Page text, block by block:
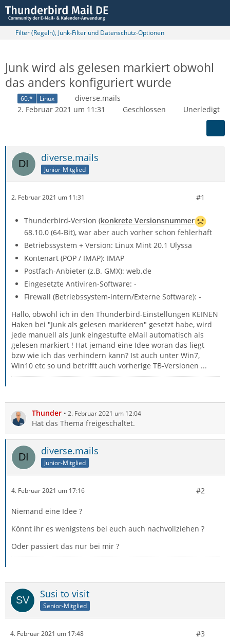
Filter (Regeln), Junk-Filter und Datenschutz-Optionen
Junk wird als gelesen markiert obwohl
das anders konfiguriert wurde
60.* Linux
diverse.mails
2. Februar 2021 um 11:31
Geschlossen Unerledigt
diverse.mails
Junior-Mitglied
2. Februar 2021 um 11:31 #1
Thunderbird-Version (konkrete Versionsnummer
68.10.0 (64-Bit), war aber auch vorher schon fehlerhaft
Betriebssystem + Version: Linux Mint 20.1 Ulyssa
Kontenart (POP / IMAP): IMAP
Postfach-Anbieter (z.B. GMX): web.de
Eingesetzte Antiviren-Software: -
Firewall (Betriebssystem-intern/Externe Software): -
Hallo, obwohl ich in den Thunderbird-Einstellungen KEINEN
Haken bei "Junk als gelesen markieren" gesetzt habe, wird
jede manuell als Junk eingestufte eMail automatisch als
gelesen markiert ! Hat jemand eine Idee woran das liegt
bzw wie ich das verhindern kann? Ist auch unter Win7,
Win10 etc so und betrifft auch vorherige TB-Versionen ...
Thunder 2. Februar 2021 um 12:04
Hat das Thema freigeschaltet.
diverse.mails
Junior-Mitglied
4. Februar 2021 um 17:16 #2
Niemand eine Idee ?
Könnt ihr es wenigstens bei euch auch nachvollziehen ?
Oder passiert das nur bei mir ?
Susi to visit
Senior-Mitglied
4. Februar 2021 um 17:48 #3